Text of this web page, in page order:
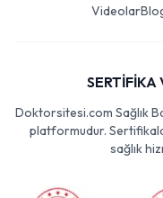
Videolar
SERTİFİKA
Doktorsitesi.com Sağlık
platformudur.
sağlık